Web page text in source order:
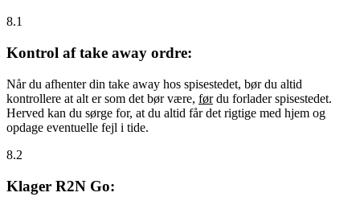
8.1
Kontrol af take away ordre:
Når du afhenter din take away hos spisestedet, bør du altid
kontrollere at alt er som det bør være, førdu forlader spisestedet.
Herved kan du sørge for, at du altid får det rigtige med hjem og
opdage eventuelle fejl i tide.
8.2
Klager R2N Go: